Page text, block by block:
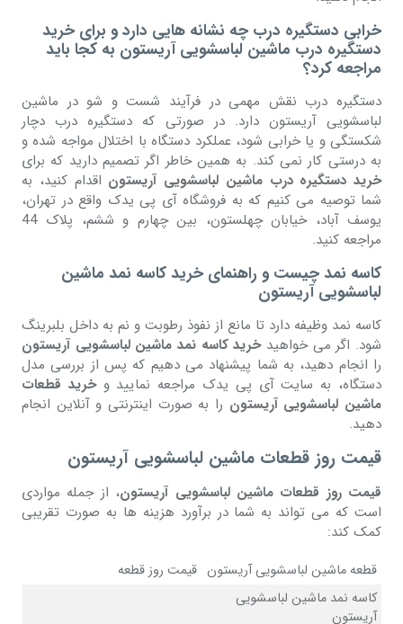
خرابی دستگیره درب چه نشانه هایی دارد و برای خرید
دستگیره درب ماشین لباسشویی آریستون به کجا باید
مراجعه کرد؟
دستگیره درب نقش مهمی در فرآیند شست و شو در ماشین
لباسشویی آریستون دارد. در صورتی که دستگیره درب دچار
شکستگی و یا خرابی شود، عملکرد دستگاه با اختلال مواجه شده و
به درستی کار نمی کند. به همین خاطر اگر تصمیم دارید که برای
خرید دستگیره درب ماشین لباسشویی آریستون اقدام کنید، به
شما توصیه می کنیم که به فروشگاه آی پی یدک واقع در تهران،
یوسف آباد، خیابان چهلستون، بین چهارم و ششم، پلاک 44
مراجعه کنید.
کاسه نمد چیست و راهنمای خرید کاسه نمد ماشین
لباسشویی آریستون
کاسه نمد وظیفه دارد تا مانع از نفوذ رطوبت و نم به داخل بلبرینگ
شود. اگر می خواهیدخرید کاسه نمد ماشین لباسشویی آریستون
را انجام دهید، به شما پیشنهاد می دهیم که پس از بررسی مدل
دستگاه، به سایت آی پی یدک مراجعه نمایید وخرید قطعات
ماشین لباسشویی آریستون را به صورت اینترنتی و آنلاین انجام
دهید.
قیمت روز قطعات ماشین لباسشویی آریستون
قیمت روز قطعات ماشین لباسشویی آریستون، از جمله مواردی
است که می تواند به شما در برآورد هزینه ها به صورت تقریبی
کمک کند:
قطعه ماشین لباسشویی آریستون قیمت روز قطعه
کاسه نمد ماشین لباسشویی
آریستون